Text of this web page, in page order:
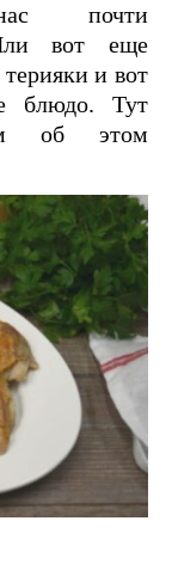
почти
вот еще
и вот
блюдо. Тут
об этом